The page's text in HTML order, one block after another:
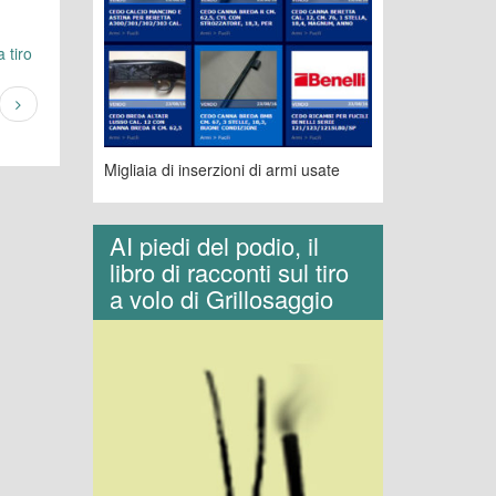
tiro
Migliaia di inserzioni di armi usate
AI piedi del podio, il
libro di racconti sul tiro
a volo di Grillosaggio